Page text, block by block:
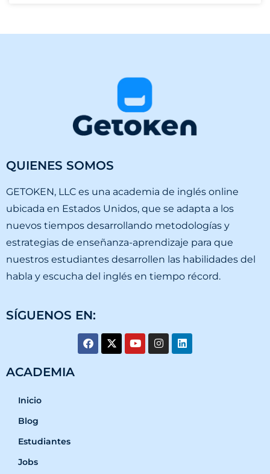
QUIENES SOMOS
GETOKEN, LLC es una academia de inglés online
ubicada en Estados Unidos, que se adapta a los
nuevos tiempos desarrollando metodologías y
estrategias de enseñanza-aprendizaje para que
nuestros estudiantes desarrollen las habilidades del
habla y escucha del inglés en tiempo récord.
SÍGUENOS EN:
ACADEMIA
Inicio
Blog
Estudiantes
Jobs